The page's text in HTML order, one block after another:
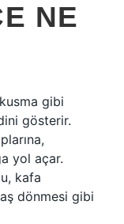
NE
gibi
gösterir.
yol açar.
kafa
dönmesi gibi